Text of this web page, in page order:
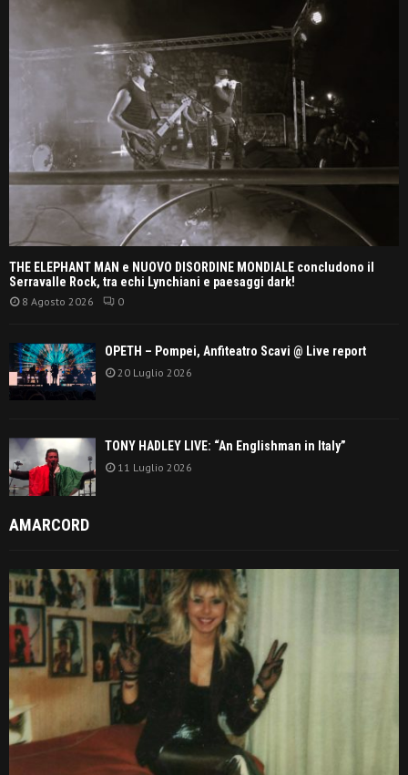
THE ELEPHANT MAN e NUOVO DISORDINE MONDIALE concludono il
Serravalle Rock, tra echi Lynchiani e paesaggi dark!
8 Agosto 2026 0
OPETH – Pompei, Anfiteatro Scavi @ Live report
20 Luglio 2026
TONY HADLEY LIVE: “An Englishman in Italy”
11 Luglio 2026
AMARCORD